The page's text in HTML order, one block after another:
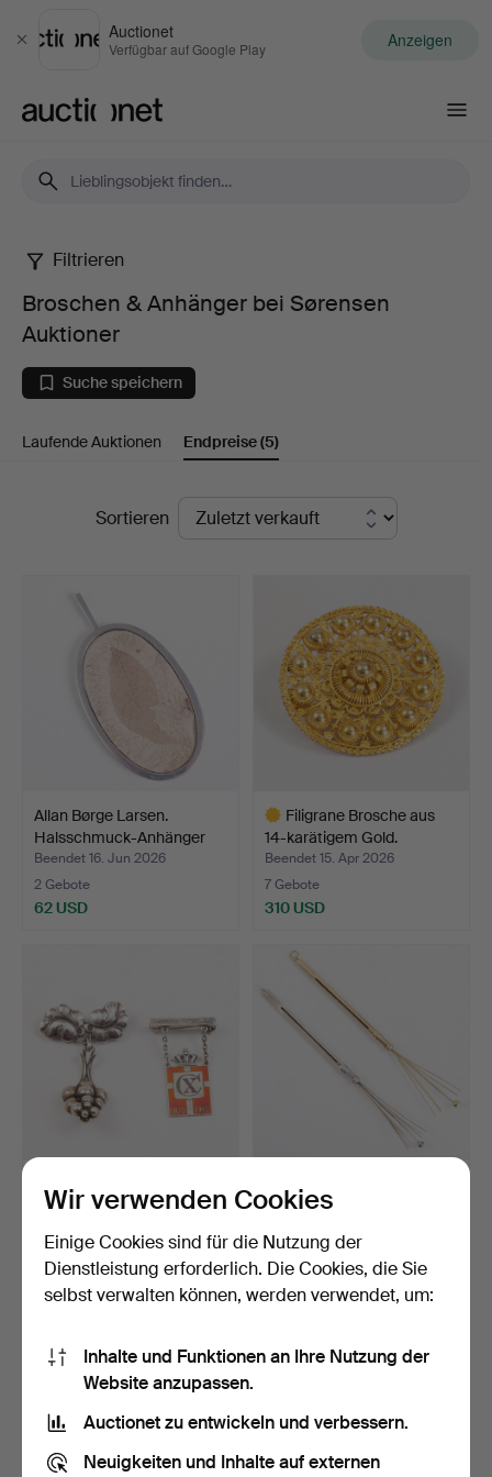
Schließen
Auctionet
Verfügbar auf Google Play Anzeigen
Broschen
Anhänger
bei
Auktioner
Filtrieren
Broschen & Anhänger bei Sørensen
Auktioner
Suche speichern
Laufende Auktionen Endpreise(5)
EndpreiseSortieren
Allan Børge Larsen.
Halsschmuck-Anhänger
a…
Beendet 16. Jun 2026
2 Gebote
62 USD
Filigrane Brosche aus
14-karätigem Gold.
Beendet 15. Apr 2026
7 Gebote
310 USD
Objekt
GEORG JENSEN. HARALD
NIELSEN. Brosche „MOO…
11 Gebote
109 USD
CHAMPAGNERBESEN
AUS 14-KARÄTIGEM GOLD
9 Gebote
282 USD
Wir verwenden Cookies
Einige Cookies sind für die Nutzung der
Dienstleistung erforderlich. Die Cookies, die Sie
selbst verwalten können, werden verwendet, um:
Inhalte und Funktionen an Ihre Nutzung der
Website anzupassen.
Auctionet zu entwickeln und verbessern.
Neuigkeiten und Inhalte auf externen